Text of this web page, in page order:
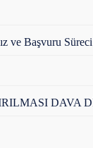
ve Başvuru Süreci
DAVA